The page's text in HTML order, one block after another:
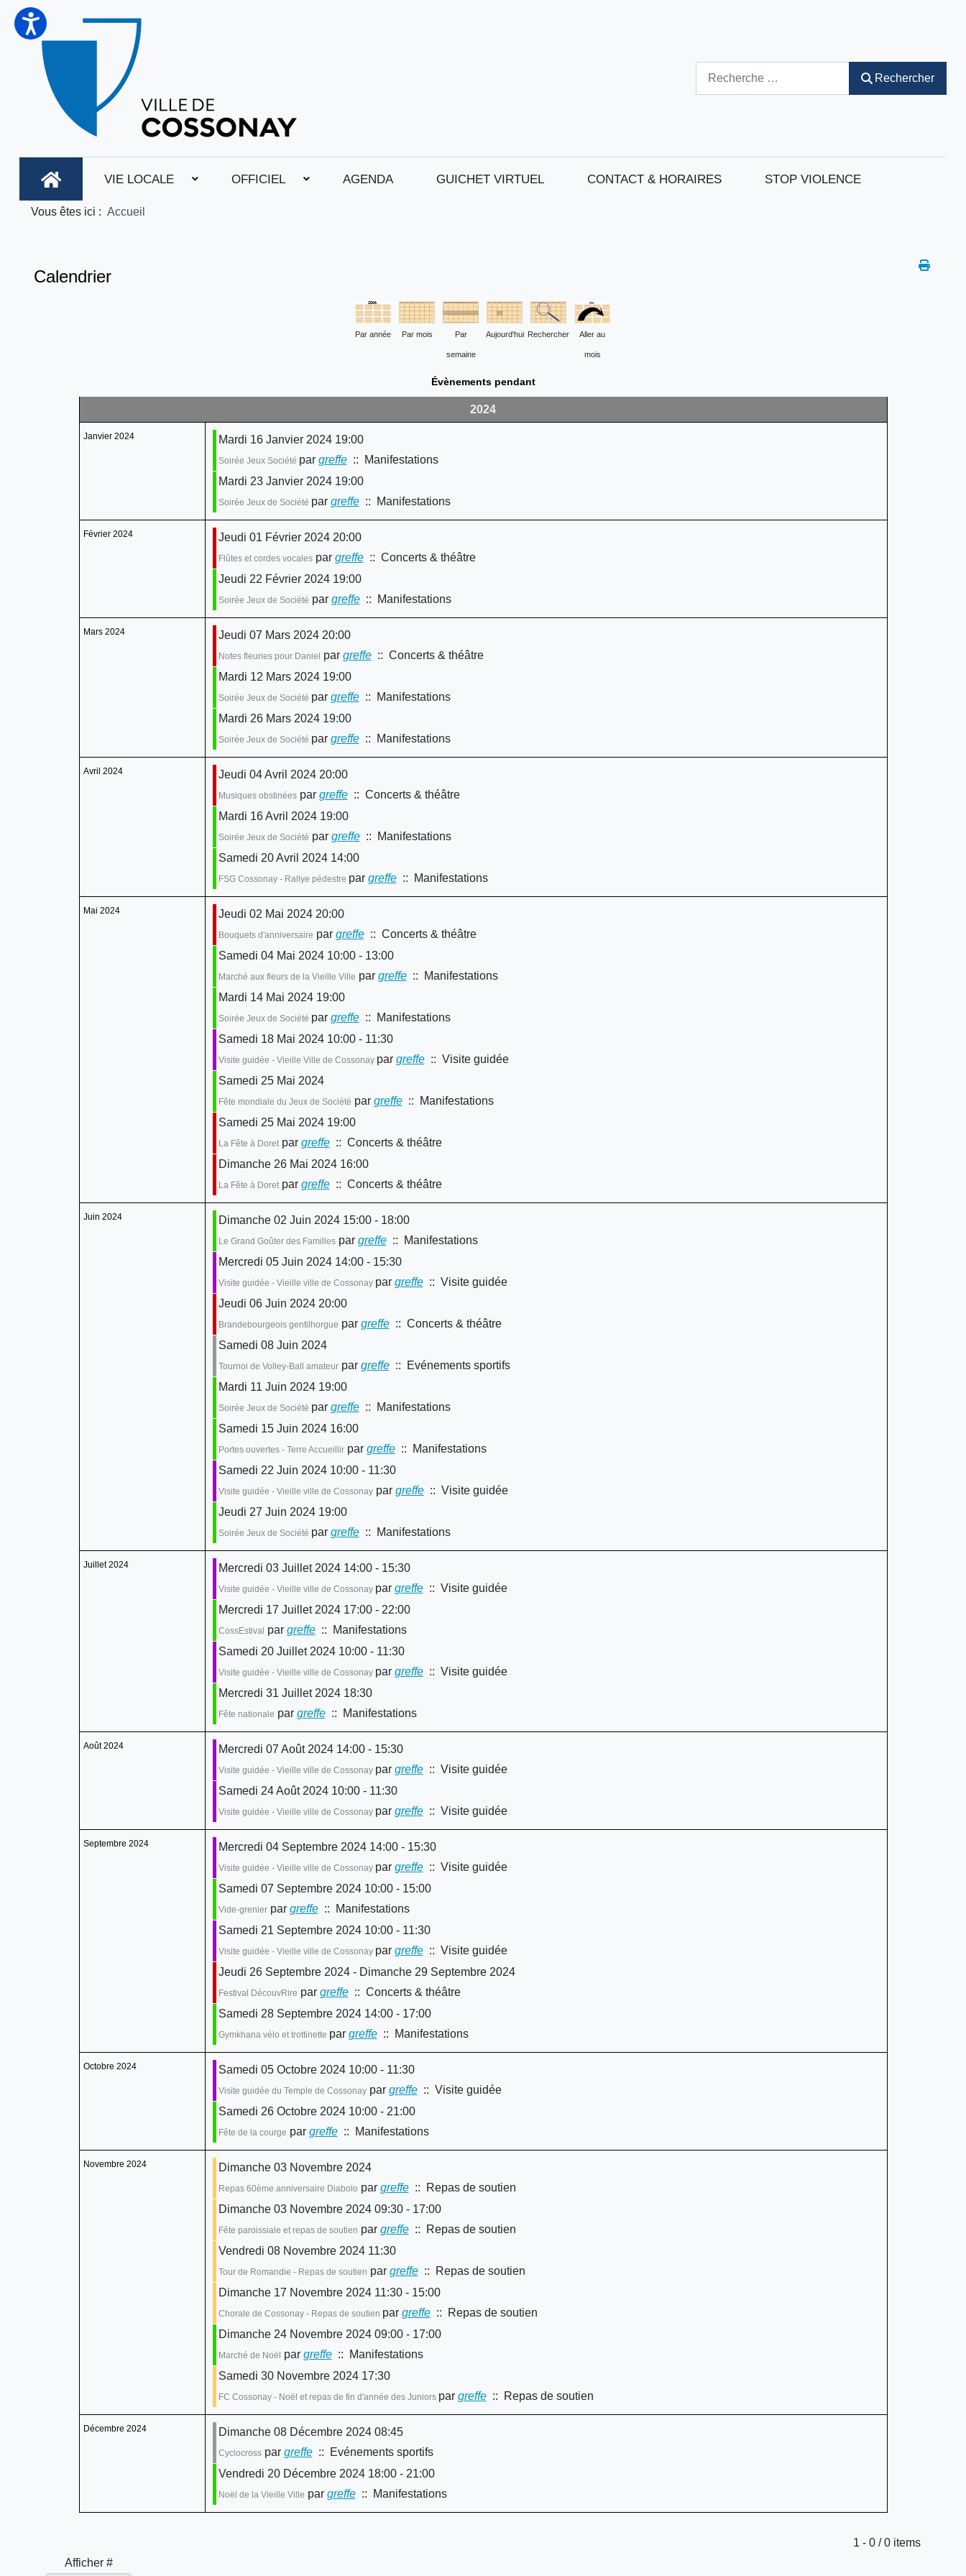
Rechercher
VIE LOCALE OFFICIEL AGENDA GUICHET VIRTUEL CONTACT & HORAIRES STOP VIOLENCE
Vous êtes ici : Accueil
Calendrier
Par année Par mois Par
semaine
Aujourd'hui Rechercher Aller au
mois
Évènements pendant
2024
Janvier 2024 Mardi 16 Janvier 2024 19:00
Soirée Jeux Société par greffe:: Manifestations
Mardi 23 Janvier 2024 19:00
Soirée Jeux de Société par greffe:: Manifestations
Février 2024 Jeudi 01 Février 2024 20:00
Flûtes et cordes vocalespar greffe:: Concerts & théâtre
Jeudi 22 Février 2024 19:00
Soirée Jeux de Société par greffe:: Manifestations
Mars 2024 Jeudi 07 Mars 2024 20:00
Notes fleuries pour Daniel par greffe:: Concerts & théâtre
Mardi 12 Mars 2024 19:00
Soirée Jeux de Société par greffe:: Manifestations
Mardi 26 Mars 2024 19:00
Soirée Jeux de Société par greffe:: Manifestations
Avril 2024 Jeudi 04 Avril 2024 20:00
Musiques obstinéespar greffe:: Concerts & théâtre
Mardi 16 Avril 2024 19:00
Soirée Jeux de Société par greffe:: Manifestations
Samedi 20 Avril 2024 14:00
FSG Cossonay - Rallye pédestre par greffe:: Manifestations
Mai 2024 Jeudi 02 Mai 2024 20:00
Bouquets d'anniversaire par greffe:: Concerts & théâtre
Samedi 04 Mai 2024 10:00 - 13:00
Marché aux fleurs de la Vieille Ville par greffe:: Manifestations
Mardi 14 Mai 2024 19:00
Soirée Jeux de Société par greffe:: Manifestations
Samedi 18 Mai 2024 10:00 - 11:30
Visite guidée - Vieille Ville de Cossonay par greffe:: Visite guidée
Samedi 25 Mai 2024
Fête mondiale du Jeux de Société par greffe:: Manifestations
Samedi 25 Mai 2024 19:00
La Fête à Doretpar greffe:: Concerts & théâtre
Dimanche 26 Mai 2024 16:00
La Fête à Doretpar greffe:: Concerts & théâtre
Juin 2024 Dimanche 02 Juin 2024 15:00 - 18:00
Le Grand Goûter des Famillespar greffe:: Manifestations
Mercredi 05 Juin 2024 14:00 - 15:30
Visite guidée - Vieille ville de Cossonay par greffe:: Visite guidée
Jeudi 06 Juin 2024 20:00
Brandebourgeois gentilhorgue par greffe:: Concerts & théâtre
Samedi 08 Juin 2024
Tournoi de Volley-Ball amateurpar greffe:: Evénements sportifs
Mardi 11 Juin 2024 19:00
Soirée Jeux de Société par greffe:: Manifestations
Samedi 15 Juin 2024 16:00
Portes ouvertes - Terre Accueillirpar greffe:: Manifestations
Samedi 22 Juin 2024 10:00 - 11:30
Visite guidée - Vieille ville de Cossonaypar greffe:: Visite guidée
Jeudi 27 Juin 2024 19:00
Soirée Jeux de Société par greffe:: Manifestations
Juillet 2024 Mercredi 03 Juillet 2024 14:00 - 15:30
Visite guidée - Vieille ville de Cossonay par greffe:: Visite guidée
Mercredi 17 Juillet 2024 17:00 - 22:00
CossEstival par greffe:: Manifestations
Samedi 20 Juillet 2024 10:00 - 11:30
Visite guidée - Vieille ville de Cossonay par greffe:: Visite guidée
Mercredi 31 Juillet 2024 18:30
Fête nationale par greffe:: Manifestations
Août 2024 Mercredi 07 Août 2024 14:00 - 15:30
Visite guidée - Vieille ville de Cossonay par greffe:: Visite guidée
Samedi 24 Août 2024 10:00 - 11:30
Visite guidée - Vieille ville de Cossonay par greffe:: Visite guidée
Septembre 2024 Mercredi 04 Septembre 2024 14:00 - 15:30
Visite guidée - Vieille ville de Cossonay par greffe:: Visite guidée
Samedi 07 Septembre 2024 10:00 - 15:00
Vide-grenierpar greffe:: Manifestations
Samedi 21 Septembre 2024 10:00 - 11:30
Visite guidée - Vieille ville de Cossonay par greffe:: Visite guidée
Jeudi 26 Septembre 2024 - Dimanche 29 Septembre 2024
Festival DécouvRire par greffe:: Concerts & théâtre
Samedi 28 Septembre 2024 14:00 - 17:00
Gymkhana vélo et trottinette par greffe:: Manifestations
Octobre 2024 Samedi 05 Octobre 2024 10:00 - 11:30
Visite guidée du Temple de Cossonaypar greffe:: Visite guidée
Samedi 26 Octobre 2024 10:00 - 21:00
Fête de la courge par greffe:: Manifestations
Novembre 2024 Dimanche 03 Novembre 2024
Repas 60ème anniversaire Diabolo par greffe:: Repas de soutien
Dimanche 03 Novembre 2024 09:30 - 17:00
Fête paroissiale et repas de soutien par greffe:: Repas de soutien
Vendredi 08 Novembre 2024 11:30
Tour de Romandie - Repas de soutien par greffe:: Repas de soutien
Dimanche 17 Novembre 2024 11:30 - 15:00
Chorale de Cossonay - Repas de soutien par greffe:: Repas de soutien
Dimanche 24 Novembre 2024 09:00 - 17:00
Marché de Noël par greffe:: Manifestations
Samedi 30 Novembre 2024 17:30
FC Cossonay - Noël et repas de fin d'année des Juniors par greffe:: Repas de soutien
Décembre 2024 Dimanche 08 Décembre 2024 08:45
Cyclocrosspar greffe:: Evénements sportifs
Vendredi 20 Décembre 2024 18:00 - 21:00
Noël de la Vieille Ville par greffe:: Manifestations
1 - 0 / 0 items
Afficher #